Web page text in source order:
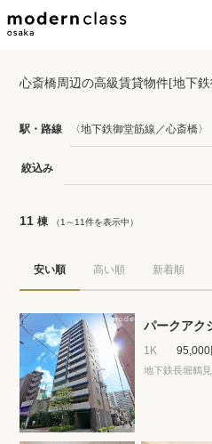
アクセスランキング
保存した物件
閲覧履歴
心斎橋周辺の高級賃貸物件[地下
駅・路線 〈地下鉄御堂筋線／心斎橋〉
絞込み
11 棟 （1～11件を表示中）
安い順 高い順 新着順
パークアク
1K 95,000
地下鉄長堀鶴